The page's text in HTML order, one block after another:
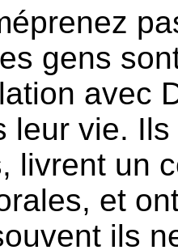
gens
avec
leur vie.
livrent un
et
ils